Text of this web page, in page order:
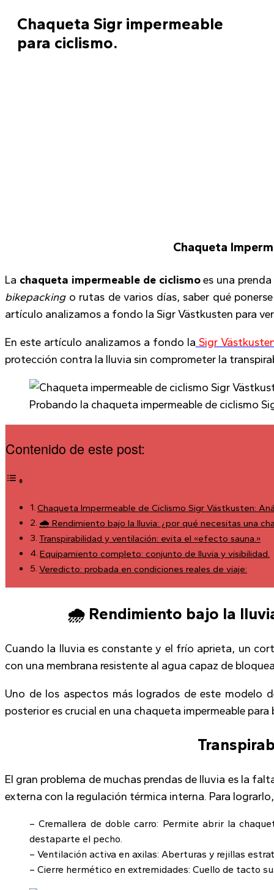
Chaqueta Sigr impermeable
para ciclismo.
Chaqueta
La chaqueta impermeable de ciclismoes una
bikepackingo rutas de varios días, saber qué
artículo analizamos a fondo la Sigr Västkusten para
En este artículo analizamos a fondo la Sigr
protección contra la lluvia sin comprometer la
Probando la chaqueta impermeable de ciclismo
Contenido de este post:
Chaqueta Impermeable de Ciclismo Sigr Västkusten:
🌧️ Rendimiento bajo la lluvia: ¿por qué necesitas una
Transpirabilidad y ventilación: evita el «efecto sauna.»
Equipamiento completo: conjunto de lluvia y visibilidad.
Veredicto: probada en condiciones reales de viaje:
🌧️ Rendimiento bajo la
Cuando la lluvia es constante y el frío aprieta, un
con una membrana resistente al agua capaz de
Uno de los aspectos más logrados de este modelo
posterior es crucial en una chaqueta impermeable
El gran problema de muchas prendas de lluvia es la
externa con la regulación térmica interna. Para
– Cremallera de doble carro: Permite abrir la
destaparte el pecho.
– Ventilación activa en axilas: Aberturas y rejillas
– Cierre hermético en extremidades: Cuello de tacto